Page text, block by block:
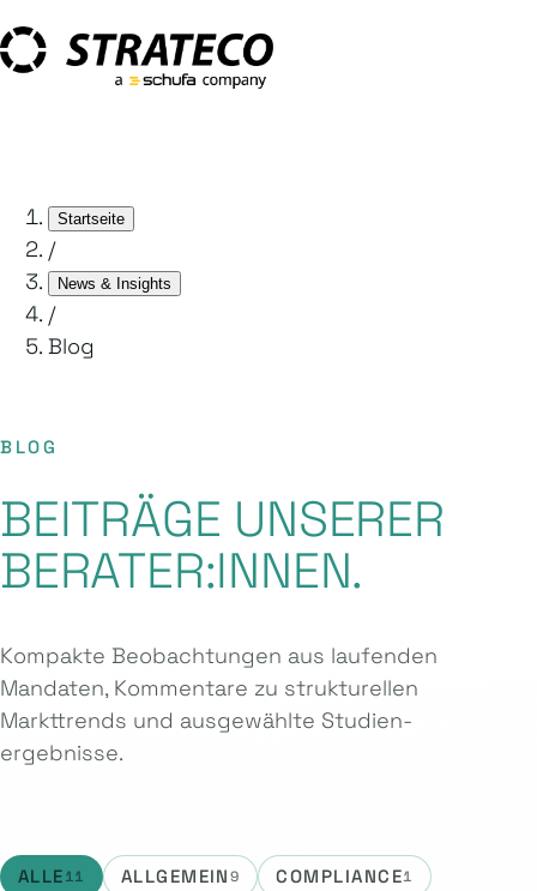
Startseite
/
News & Insights
/
Blog
BLOG
BEITRÄGE UNSERER
BERATER:INNEN.
Kompakte Beobachtungen aus laufenden
Mandaten, Kommentare zu strukturellen
Markttrends und ausgewählte Studien­
ergebnisse.
ALLE11 ALLGEMEIN9 COMPLIANCE1